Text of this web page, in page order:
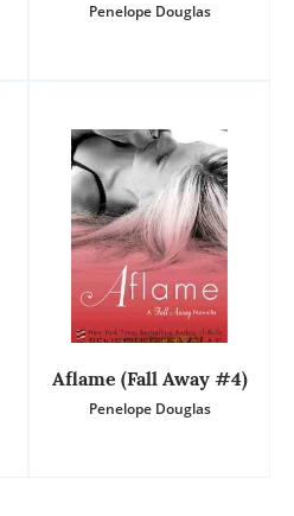
Penelope Douglas
Aflame (Fall Away #4)
Penelope Douglas